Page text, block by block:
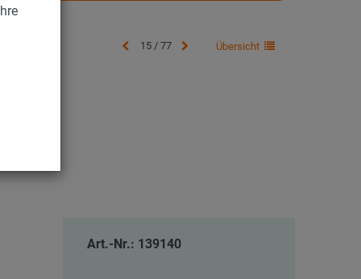
15 / 77 Übersicht
Art.-Nr.: 139140